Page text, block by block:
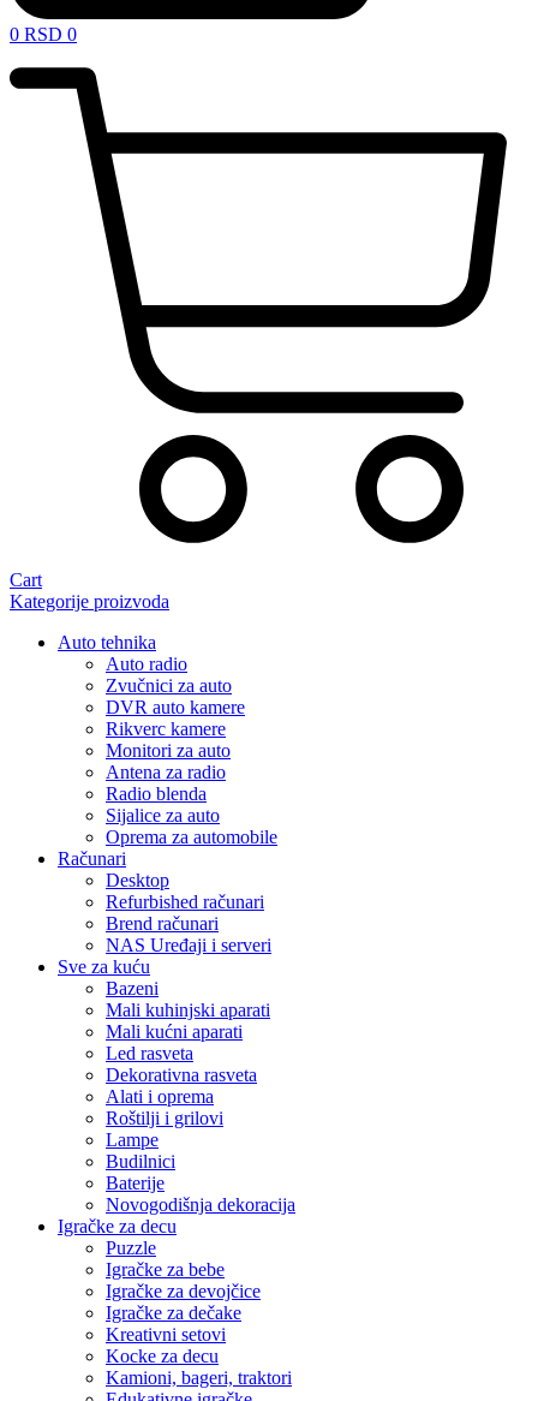
0 RSD 0
Cart
Kategorije proizvoda
Auto tehnika
Auto radio
Zvučnici za auto
DVR auto kamere
Rikverc kamere
Monitori za auto
Antena za radio
Radio blenda
Sijalice za auto
Oprema za automobile
Računari
Desktop
Refurbished računari
Brend računari
NAS Uređaji i serveri
Sve za kuću
Bazeni
Mali kuhinjski aparati
Mali kućni aparati
Led rasveta
Dekorativna rasveta
Alati i oprema
Roštilji i grilovi
Lampe
Budilnici
Baterije
Novogodišnja dekoracija
Igračke za decu
Puzzle
Igračke za bebe
Igračke za devojčice
Igračke za dečake
Kreativni setovi
Kocke za decu
Kamioni, bageri, traktori